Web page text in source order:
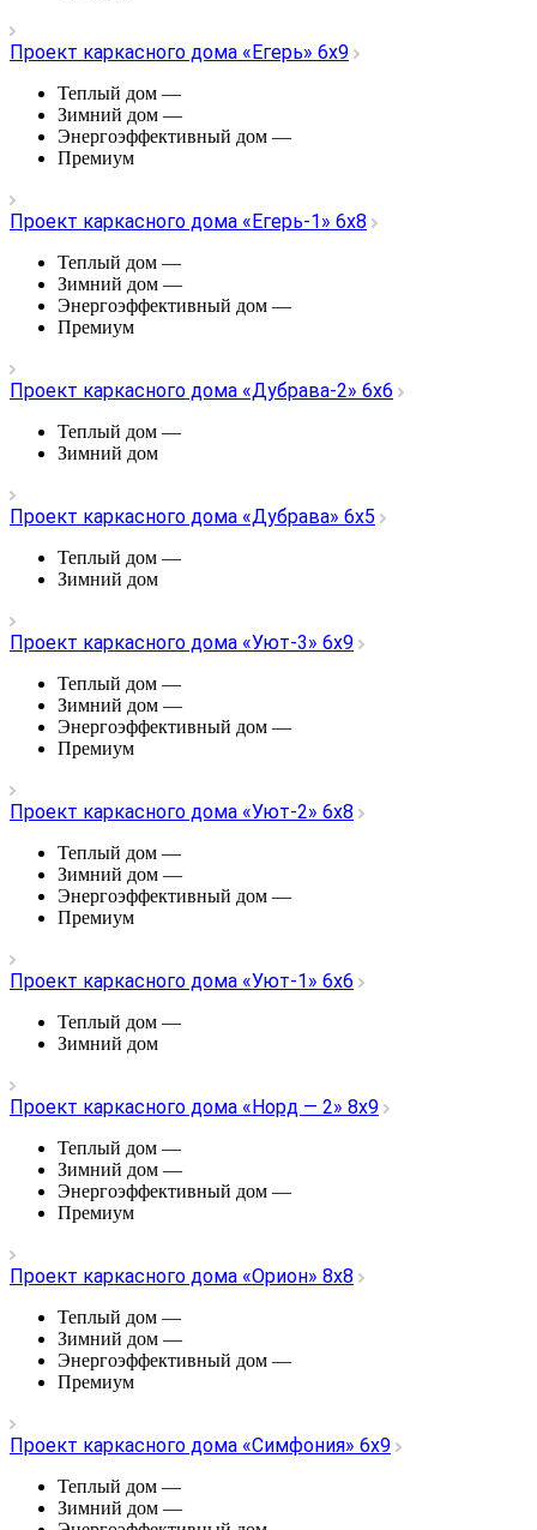
Проект каркасного дома «Егерь» 6х9
Теплый дом —
Зимний дом —
Энергоэффективный дом —
Премиум
Проект каркасного дома «Егерь-1» 6х8
Теплый дом —
Зимний дом —
Энергоэффективный дом —
Премиум
Проект каркасного дома «Дубрава-2» 6х6
Теплый дом —
Зимний дом
Проект каркасного дома «Дубрава» 6х5
Теплый дом —
Зимний дом
Проект каркасного дома «Уют-3» 6х9
Теплый дом —
Зимний дом —
Энергоэффективный дом —
Премиум
Проект каркасного дома «Уют-2» 6х8
Теплый дом —
Зимний дом —
Энергоэффективный дом —
Премиум
Проект каркасного дома «Уют-1» 6х6
Теплый дом —
Зимний дом
Проект каркасного дома «Норд — 2» 8х9
Теплый дом —
Зимний дом —
Энергоэффективный дом —
Премиум
Проект каркасного дома «Орион» 8х8
Теплый дом —
Зимний дом —
Энергоэффективный дом —
Премиум
Проект каркасного дома «Симфония» 6х9
Теплый дом —
Зимний дом —